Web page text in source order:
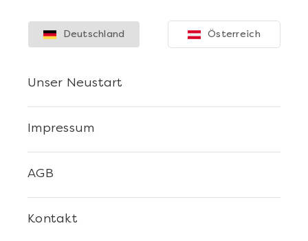
Kontakt
AGB
Impressum
Unser Neustart
Deutschland Österreich